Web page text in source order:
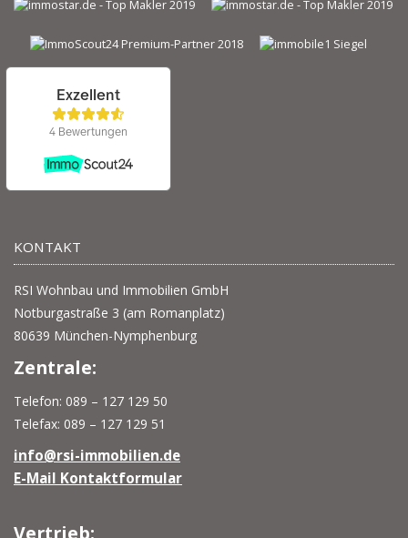
KONTAKT
RSI Wohnbau und Immobilien GmbH
Notburgastraße 3 (am Romanplatz)
80639 München-Nymphenburg
Zentrale:
Telefon: 089 – 127 129 50
Telefax: 089 – 127 129 51
info@rsi-immobilien.de
E-Mail Kontaktformular
Vertrieb: